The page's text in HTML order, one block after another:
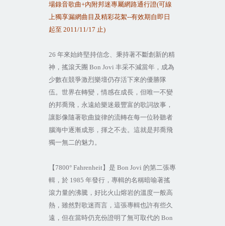
場錄音歌曲+內附邦迷專屬網路通行證(可線
上獨享漏網曲目及精彩花絮--有效期自即日
起至 2011/11/17 止)
26 年來始終堅持信念、秉持著不斷創新的精
神，搖滾天團 Bon Jovi 丰采不減當年，成為
少數在競爭激烈樂壇仍存活下來的優勝隊
伍。世界在轉變，情感在成長，但唯一不變
的邦喬飛，永遠給樂迷最豐富的歌詞故事，
讓影像隨著歌曲旋律的流轉在每一位聆聽者
腦海中逐漸成形，揮之不去。這就是邦喬飛
獨一無二的魅力。
【 7800° Fahrenheit】是 Bon Jovi 的第二張專
輯，於 1985 年發行，專輯的名稱暗喻著搖
滾力量的沸騰，好比火山熔岩的溫度一般高
熱，雖然對歌迷而言，這張專輯也許有些久
遠，但在當時仍充份證明了無可取代的 Bon